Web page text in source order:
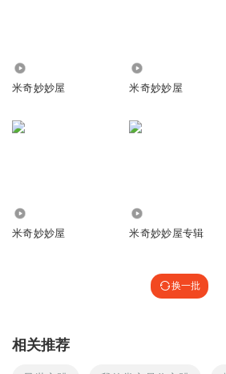
米奇妙妙屋 米奇妙妙屋
米奇妙妙屋 米奇妙妙屋专辑
换一批
相关推荐